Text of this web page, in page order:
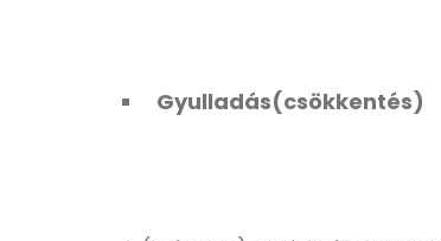
Gyulladás(csökkentés)